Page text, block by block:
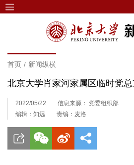
首页 / 新闻纵横
北京大学肖家河家属区临时党
2022/05/22
信息来源： 党委组织部
编辑：知远
责编：麦洛